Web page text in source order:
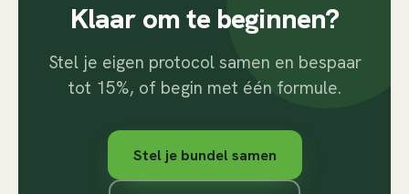
Klaar om te beginnen?
Stel je eigen protocol samen en bespaar
tot 15%, of begin met één formule.
Stel je bundel samen